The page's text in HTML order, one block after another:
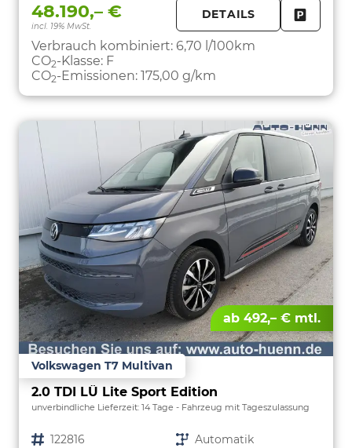
48.190,– €
incl. 19% MwSt.
DETAILS
Verbrauch kombiniert: 6,70 l/100km
CO2-Klasse: F
CO2-Emissionen: 175,00 g/km
ab 492,– € mtl.
Volkswagen T7 Multivan
2.0 TDI LÜ Lite Sport Edition
unverbindliche Lieferzeit: 14 Tage Fahrzeug mit Tageszulassung
Fahrzeugnr. 122816 Getriebe Automatik